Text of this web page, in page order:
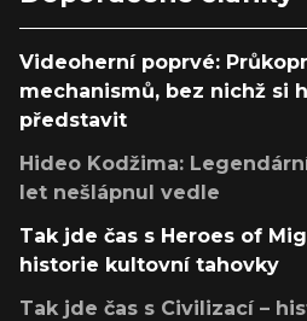
Videoherní poprvé:
mechanismů, bez nichž si
představit
Hideo Kodžima:
let nešlápnul vedle
Tak jde čas s Heroes of
historie kultovní tahovky
Tak jde čas s Civilizací –